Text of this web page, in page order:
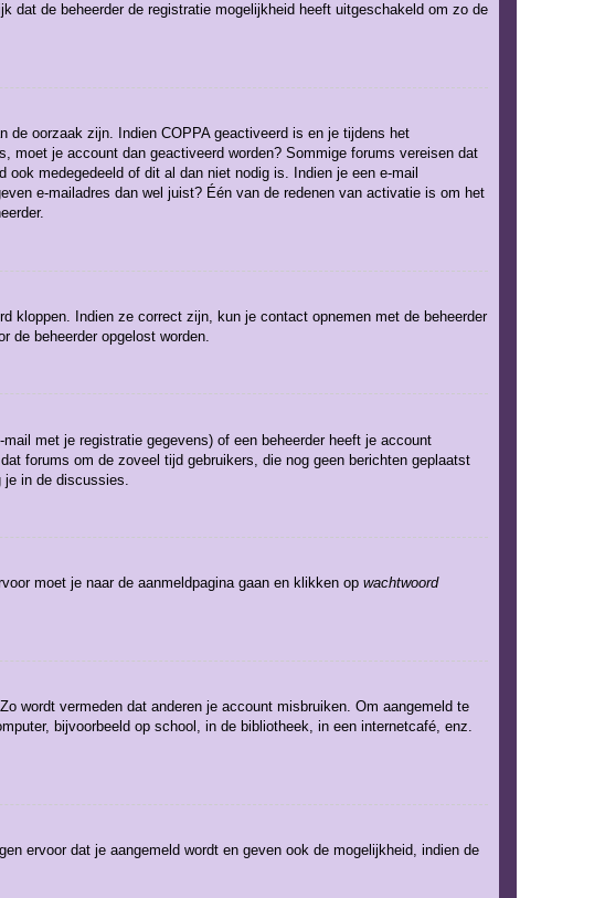
dat de beheerder de registratie mogelijkheid heeft uitgeschakeld om zo de
de oorzaak zijn. Indien COPPA geactiveerd is en je tijdens het
moet je account dan geactiveerd worden? Sommige forums vereisen dat
medegedeeld of dit al dan niet nodig is. Indien je een e-mail
e-mailadres dan wel juist? Één van de redenen van activatie is om het
kloppen. Indien ze correct zijn, kun je contact opnemen met de beheerder
beheerder opgelost worden.
met je registratie gegevens) of een beheerder heeft je account
forums om de zoveel tijd gebruikers, die nog geen berichten geplaatst
in de discussies.
moet je naar de aanmeldpagina gaan en klikken op wachtwoord
wordt vermeden dat anderen je account misbruiken. Om aangemeld te
bijvoorbeeld op school, in de bibliotheek, in een internetcafé, enz.
ervoor dat je aangemeld wordt en geven ook de mogelijkheid, indien de